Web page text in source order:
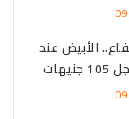
الأبيض عند